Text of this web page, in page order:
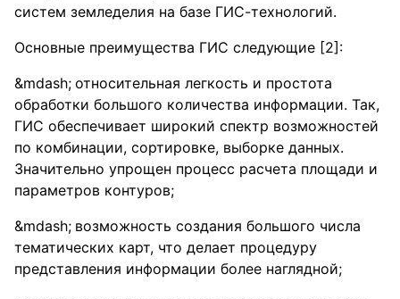
систем земледелия на базе ГИС-технологий.
Основные преимущества ГИС следующие [2]:
относительная легкость и простота
обработки большого количества информации. Так,
ГИС обеспечивает широкий спектр возможностей
по комбинации, сортировке, выборке данных.
Значительно упрощен процесс расчета площади и
параметров контуров;
возможность создания большого числа
тематических карт, что делает процедуру
представления информации более наглядной;